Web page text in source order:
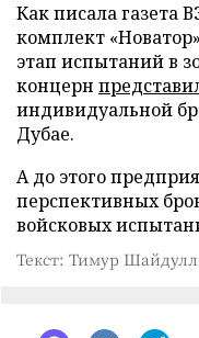
Как писала газета
комплект
этап испытаний в
концерн
индивидуальной
Дубае.
А до этого
перспективных
войсковых
Текст: Тимур